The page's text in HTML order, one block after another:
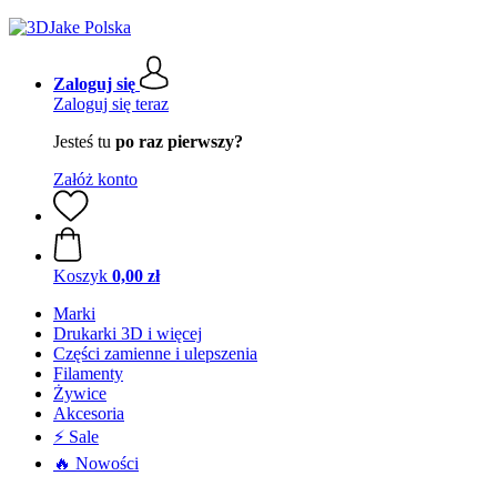
Zaloguj się
Zaloguj się teraz
Jesteś tu po raz pierwszy?
Załóż konto
Koszyk 0,00 zł
Marki
Drukarki 3D i więcej
Części zamienne i ulepszenia
Filamenty
Żywice
Akcesoria
⚡ Sale
🔥 Nowości